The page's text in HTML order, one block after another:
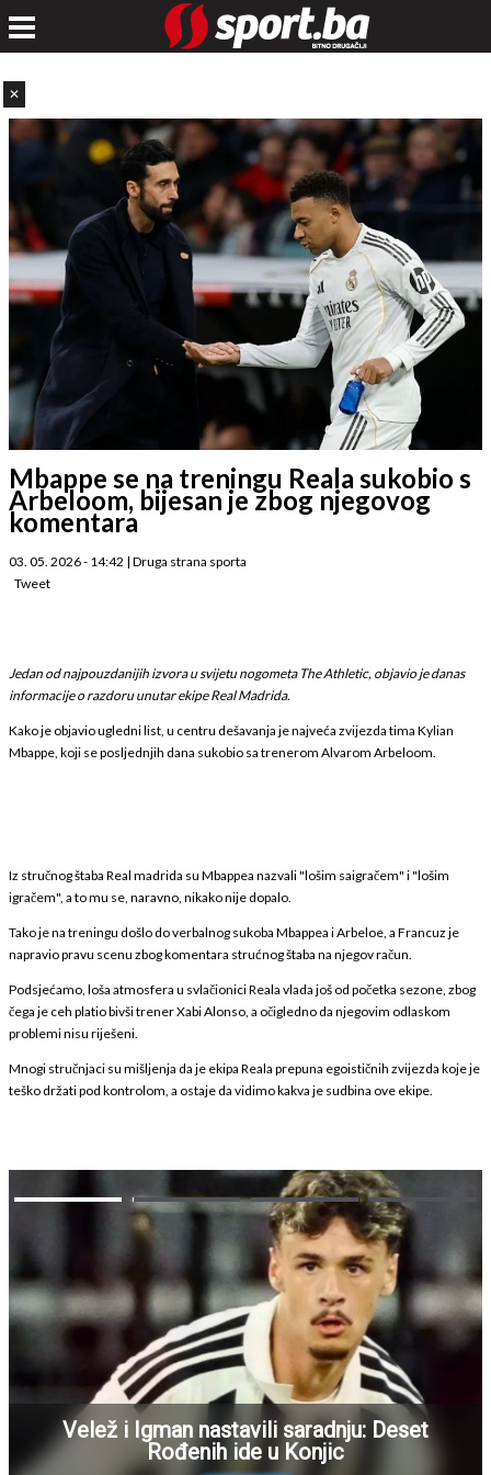
✕
Mbappe se na treningu Reala sukobio s
Arbeloom, bijesan je zbog njegovog
komentara
03. 05. 2026 - 14:42 | Druga strana sporta
Tweet
Jedan od najpouzdanijih izvora u svijetu nogometa The Athletic, objavio je danas
informacije o razdoru unutar ekipe Real Madrida.
Kako je objavio ugledni list, u centru dešavanja je najveća zvijezda tima Kylian
Mbappe, koji se posljednjih dana sukobio sa trenerom Alvarom Arbeloom.
Iz stručnog štaba Real madrida su Mbappea nazvali "lošim saigračem" i "lošim
igračem", a to mu se, naravno, nikako nije dopalo.
Tako je na treningu došlo do verbalnog sukoba Mbappea i Arbeloe, a Francuz je
napravio pravu scenu zbog komentara strućnog štaba na njegov račun.
Podsjećamo, loša atmosfera u svlačionici Reala vlada još od početka sezone, zbog
čega je ceh platio bivši trener Xabi Alonso, a očigledno da njegovim odlaskom
problemi nisu riješeni.
Mnogi stručnjaci su mišljenja da je ekipa Reala prepuna egoističnih zvijezda koje je
teško držati pod kontrolom, a ostaje da vidimo kakva je sudbina ove ekipe.
Velež i Igman nastavili saradnju: Deset
Rođenih ide u Konjic